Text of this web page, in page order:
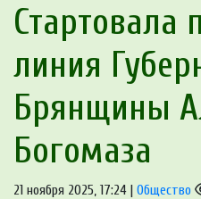
Стартовала
линия
Брянщины
Богомаза
21 ноября 2025, 17:24 | Общество